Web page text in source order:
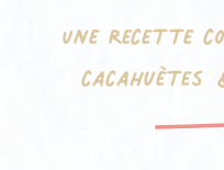
Une recette
cacahuètes